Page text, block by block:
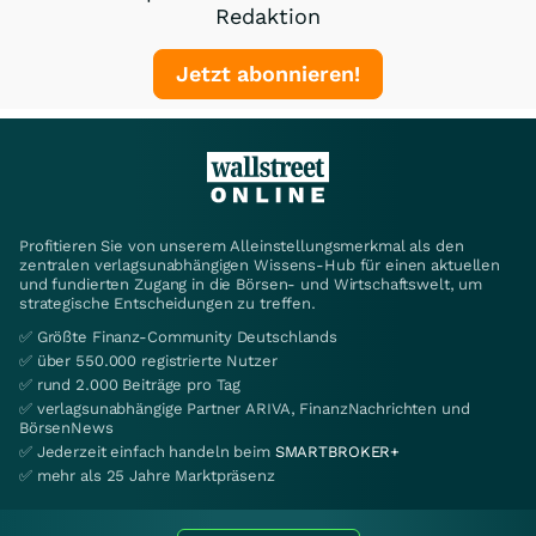
Redaktion
Jetzt abonnieren!
Profitieren Sie von unserem Alleinstellungsmerkmal als den
zentralen verlagsunabhängigen Wissens-Hub für einen aktuellen
und fundierten Zugang in die Börsen- und Wirtschaftswelt, um
strategische Entscheidungen zu treffen.
✅ Größte Finanz-Community Deutschlands
✅ über 550.000 registrierte Nutzer
✅ rund 2.000 Beiträge pro Tag
✅ verlagsunabhängige Partner ARIVA, FinanzNachrichten und
BörsenNews
✅ Jederzeit einfach handeln beim SMARTBROKER+
✅ mehr als 25 Jahre Marktpräsenz